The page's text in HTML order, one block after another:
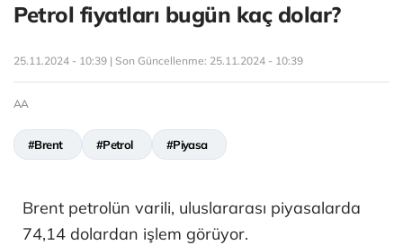
Petrol fiyatları bugün kaç dolar?
25.11.2024 - 10:39 | Son Güncellenme: 25.11.2024 - 10:39
AA
#Brent #Petrol #Piyasa
Brent petrolün varili, uluslararası piyasalarda
74,14​​​ dolardan işlem görüyor.